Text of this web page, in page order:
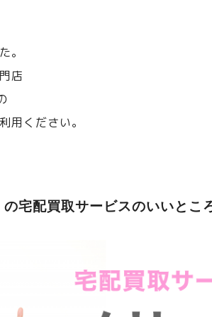
。
店
用ください。
宅配買取サービスのいいとこ